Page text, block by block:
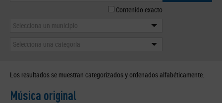
Contenido exacto
Selecciona un municipio
Selecciona una categoría
Los resultados se muestran categorizados y ordenados alfabéticamente.
Música original